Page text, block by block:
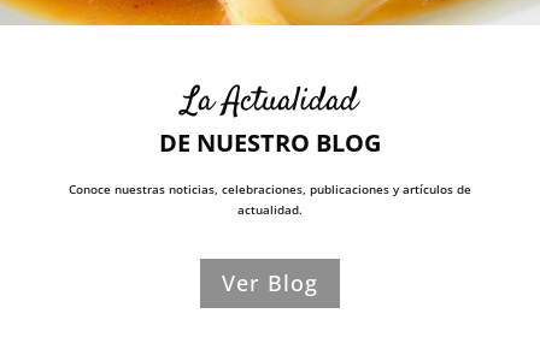
La Actualidad
DE NUESTRO BLOG
Conoce nuestras noticias, celebraciones, publicaciones y artículos de
actualidad.
Ver Blog